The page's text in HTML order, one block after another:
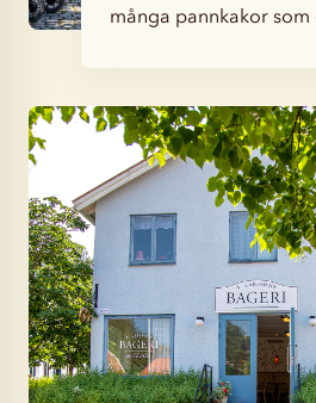
många pannkakor som